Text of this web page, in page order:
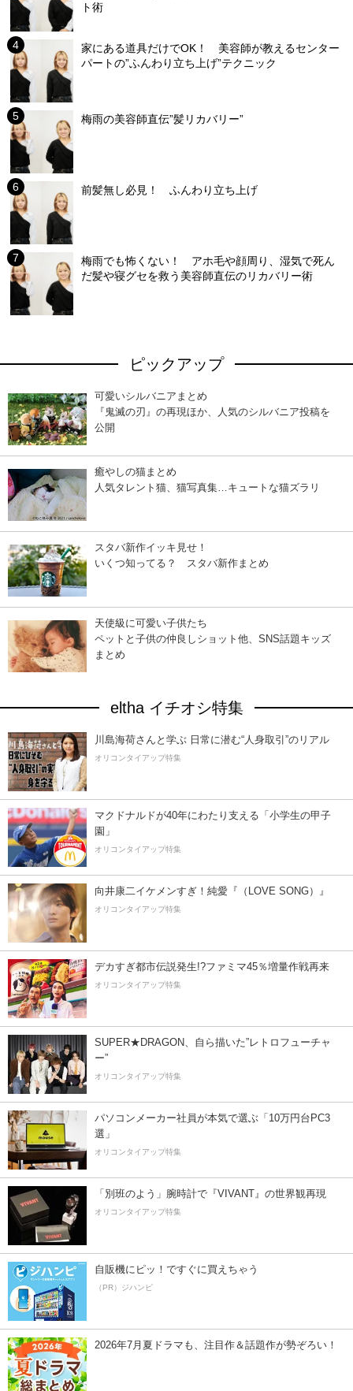
ト術
家にある道具だけでOK！ 美容師が教えるセンター
パートの”ふんわり立ち上げ”テクニック
梅雨の美容師直伝”髪リカバリー”
前髪無し必見！ ふんわり立ち上げ
梅雨でも怖くない！ アホ毛や顔周り、湿気で死ん
だ髪や寝グセを救う美容師直伝のリカバリー術
ピックアップ
可愛いシルバニアまとめ
『鬼滅の刃』の再現ほか、人気のシルバニア投稿を
公開
癒やしの猫まとめ
人気タレント猫、猫写真集…キュートな猫ズラリ
スタバ新作イッキ見せ！
いくつ知ってる？ スタバ新作まとめ
天使級に可愛い子供たち
ペットと子供の仲良しショット他、SNS話題キッズ
まとめ
eltha イチオシ特集
川島海荷さんと学ぶ 日常に潜む“人身取引”のリアル
オリコンタイアップ特集
マクドナルドが40年にわたり支える「小学生の甲子
園」
オリコンタイアップ特集
向井康二イケメンすぎ！純愛『（LOVE SONG）』
オリコンタイアップ特集
デカすぎ都市伝説発生!?ファミマ45％増量作戦再来
オリコンタイアップ特集
SUPER★DRAGON、自ら描いた”レトロフューチャ
ー”
オリコンタイアップ特集
パソコンメーカー社員が本気で選ぶ「10万円台PC3
選」
オリコンタイアップ特集
「別班のよう」腕時計で『VIVANT』の世界観再現
オリコンタイアップ特集
自販機にピッ！ですぐに買えちゃう
（PR）ジハンピ
2026年7月夏ドラマも、注目作＆話題作が勢ぞろい！